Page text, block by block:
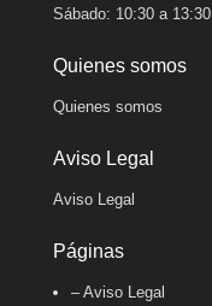
Sábado: 10:30 a 13:30
Quienes somos
Quienes somos
Aviso Legal
Aviso Legal
Páginas
– Aviso Legal